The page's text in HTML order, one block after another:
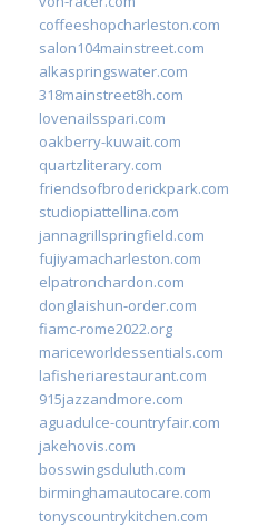
coffeeshopcharleston.com
salon104mainstreet.com
alkaspringswater.com
318mainstreet8h.com
lovenailsspari.com
oakberry-kuwait.com
quartzliterary.com
friendsofbroderickpark.com
studiopiattellina.com
jannagrillspringfield.com
fujiyamacharleston.com
elpatronchardon.com
donglaishun-order.com
fiamc-rome2022.org
mariceworldessentials.com
lafisheriarestaurant.com
915jazzandmore.com
aguadulce-countryfair.com
jakehovis.com
bosswingsduluth.com
birminghamautocare.com
tonyscountrykitchen.com